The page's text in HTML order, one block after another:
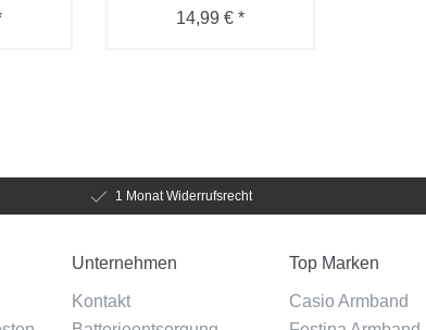
14,99 € *
1 Monat Widerrufsrecht
Unternehmen
Kontakt
Top Marken
Casio Armband